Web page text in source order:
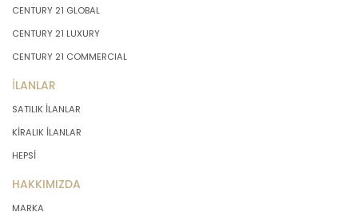
CENTURY 21 GLOBAL
CENTURY 21 LUXURY
CENTURY 21 COMMERCIAL
İLANLAR
SATILIK İLANLAR
KİRALIK İLANLAR
HEPSİ
HAKKIMIZDA
MARKA